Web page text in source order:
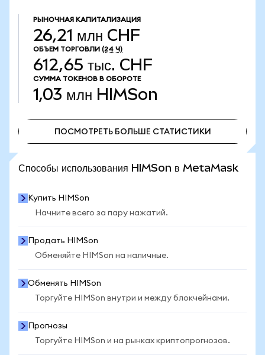
РЫНОЧНАЯ КАПИТАЛИЗАЦИЯ
26,21 млн CHF
ОБЪЕМ ТОРГОВЛИ (24 Ч)
612,65 тыс. CHF
СУММА ТОКЕНОВ В ОБОРОТЕ
1,03 млн HIMSon
ПОСМОТРЕТЬ БОЛЬШЕ СТАТИСТИКИ
Способы использования HIMSon в MetaMask
Купить HIMSon
Начните всего за пару нажатий.
Продать HIMSon
Обменяйте HIMSon на наличные.
Обменять HIMSon
Торгуйте HIMSon внутри и между блокчейнами.
Прогнозы
Торгуйте HIMSon и на рынках криптопрогнозов.